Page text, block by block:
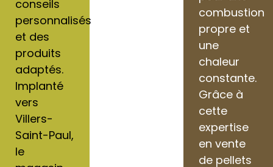
conseils
personnalisés
et des
produits
adaptés.
Implanté
vers
Villers-
Saint-Paul,
le
combustion
propre et
une
chaleur
constante.
Grâce à
cette
expertise
en vente
de pellets